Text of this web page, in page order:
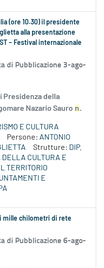
(ore 10.30) il presidente
alla presentazione
– Festival internazionale
di Pubblicazione 3-ago-
Presidenza della
Nazario Sauro n.
E CULTURA
Persone: ANTONIO
Strutture: DIP.
DELLA CULTURA E
TERRITORIO
E
mille chilometri di rete
di Pubblicazione 6-ago-